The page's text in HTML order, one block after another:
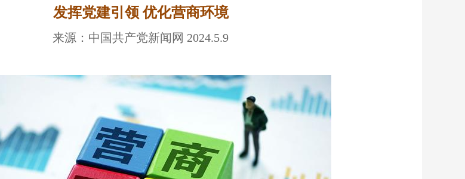
发挥党建引领 优化营商环境
来源：中国共产党新闻网 2024.5.9